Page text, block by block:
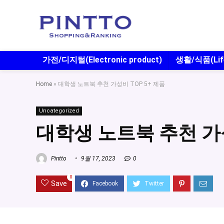
가전/디지털(Electronic product) 생활/식품
Home » 대학생 노트북 추천 가성비 TOP 5+ 제품
Uncategorized
대학생 노트북 추천
Pintto 9월 17, 2023 0
Save
0